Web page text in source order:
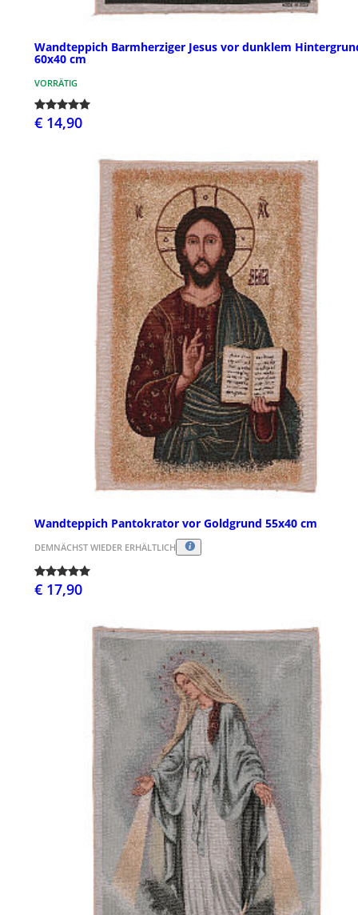
Wandteppich Barmherziger Jesus vor dunklem
60x40 cm
VORRÄTIG
€ 14,90
Wandteppich Pantokrator vor Goldgrund 55x40 cm
DEMNÄCHST WIEDER ERHÄLTLICH
€ 17,90